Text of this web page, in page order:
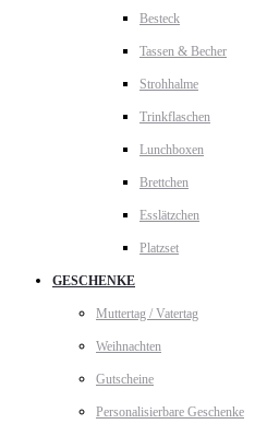
Besteck
Tassen & Becher
Strohhalme
Trinkflaschen
Lunchboxen
Brettchen
Esslätzchen
Platzset
GESCHENKE
Muttertag / Vatertag
Weihnachten
Gutscheine
Personalisierbare Geschenke